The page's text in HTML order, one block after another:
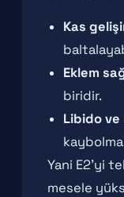
Kas
Eklem
biridir.
Libido ve
Yani E2'yi
mesele